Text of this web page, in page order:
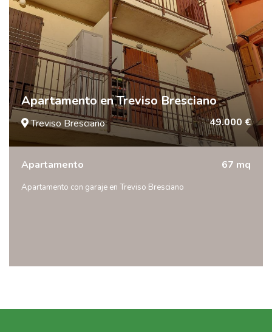
Apartamento en Treviso Bresciano
Treviso Bresciano 49.000 €
Apartamento 67 mq
Apartamento con garaje en Treviso Bresciano